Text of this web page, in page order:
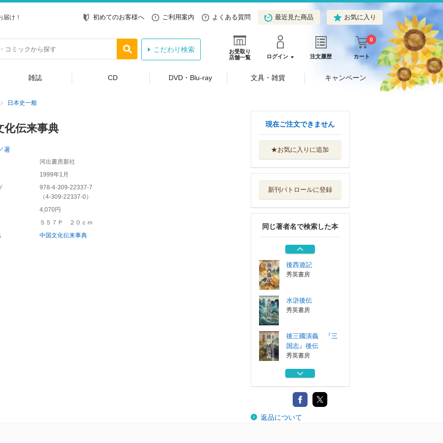
け！ 初めてのお客様へ ご利用案内 よくある質問 最近見た商品 お気に入り
お受取り
店舗一覧
ログイン 注文履歴 カート
0
こだわり検索
雑誌 CD DVD・Blu-ray 文具・雑貨 キャンペーン
日本史一般
化伝来事典
著
河出書房新社
1999年1月
978-4-309-22337-7
（4-309-22337-0）
4,070円
５５７Ｐ ２０ｃｍ
中国文化伝来事典
現在ご注文できません
★お気に入りに追加
新刊パトロールに登録
同じ著者名で検索した本
後三國演義 『三
国志』後伝
水滸後伝
新時代に生かす
活眼録
産業新潮社
後西遊記
秀英書房
水滸後伝
秀英書房
後三國演義 『三
国志』後伝
秀英書房
水滸後伝
新時代に生かす
活眼録
返品について